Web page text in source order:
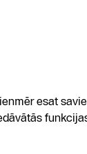
esat